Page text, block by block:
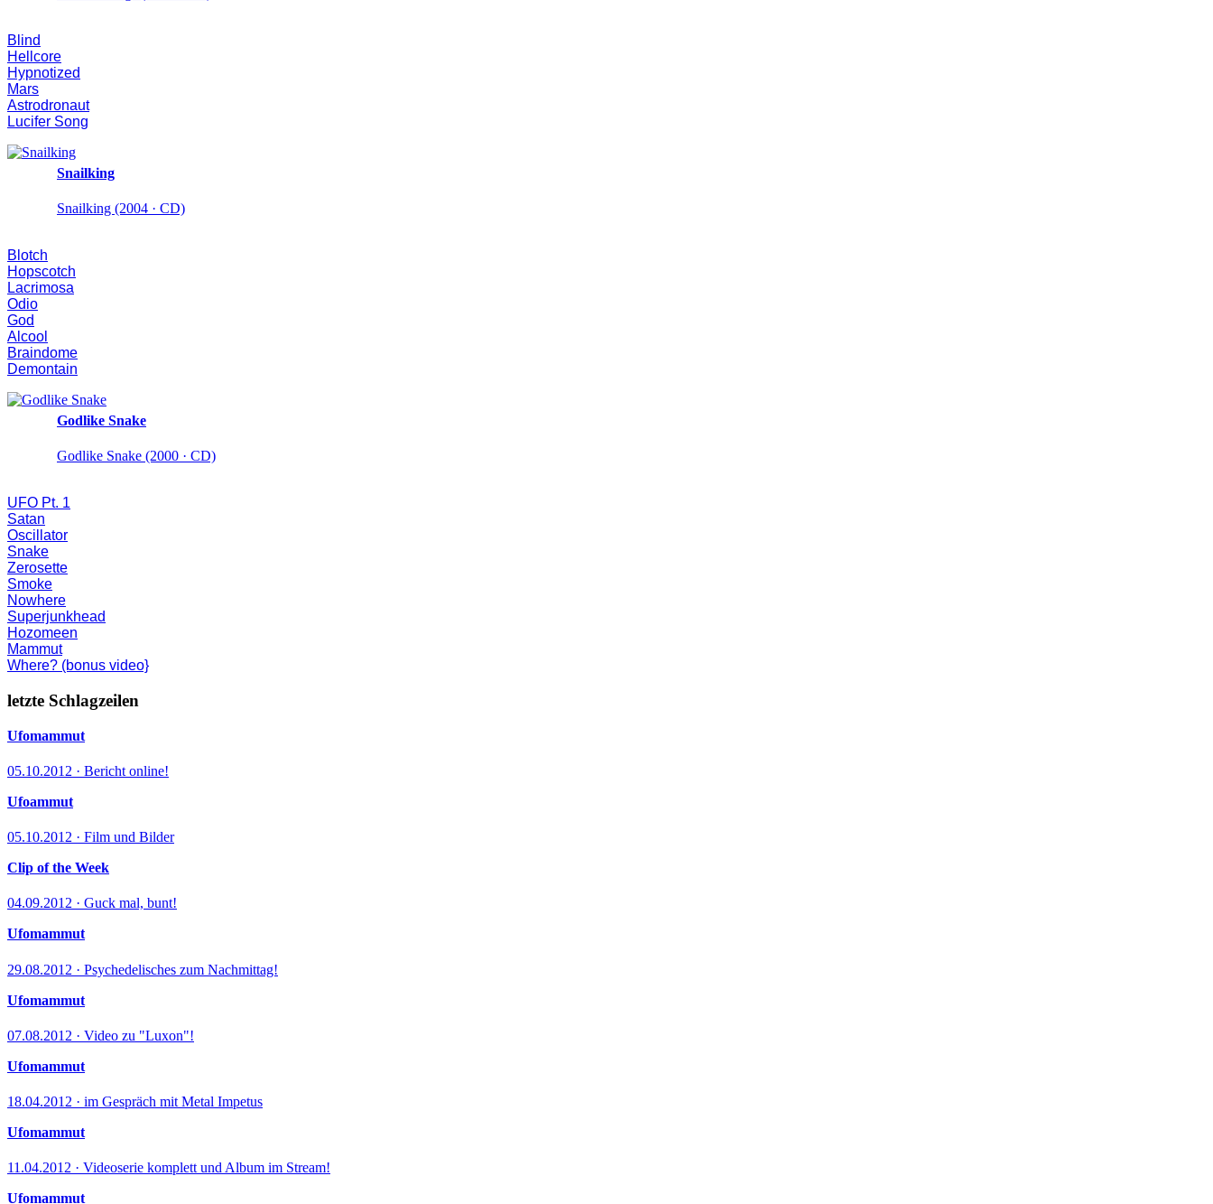
Blind
Hellcore
Hypnotized
Mars
Astrodronaut
Lucifer Song
Snailking
Snailking (2004 · CD)
Blotch
Hopscotch
Lacrimosa
Odio
God
Alcool
Braindome
Demontain
Godlike Snake
Godlike Snake (2000 · CD)
UFO Pt. 1
Satan
Oscillator
Snake
Zerosette
Smoke
Nowhere
Superjunkhead
Hozomeen
Mammut
Where? (bonus video}
letzte Schlagzeilen
Ufomammut
05.10.2012 · Bericht online!
Ufoammut
05.10.2012 · Film und Bilder
Clip of the Week
04.09.2012 · Guck mal, bunt!
Ufomammut
29.08.2012 · Psychedelisches zum Nachmittag!
Ufomammut
07.08.2012 · Video zu "Luxon"!
Ufomammut
18.04.2012 · im Gespräch mit Metal Impetus
Ufomammut
11.04.2012 · Videoserie komplett und Album im Stream!
Ufomammut